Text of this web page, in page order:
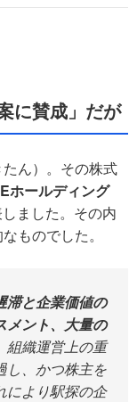
に賛成」だが
ん）。その株式
ホールディング
ました。その内
ものでした。
滞と企業価値の
メント、大量の
組織運営上の重
し、かつ株主を
により駅探の企